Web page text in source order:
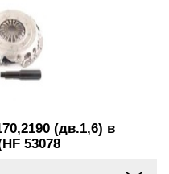
(дв.1,6) в
53078